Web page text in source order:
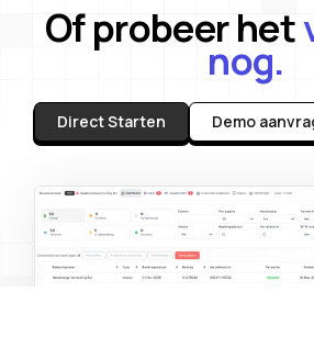
Of probeer het
nog.
Direct Starten Demo